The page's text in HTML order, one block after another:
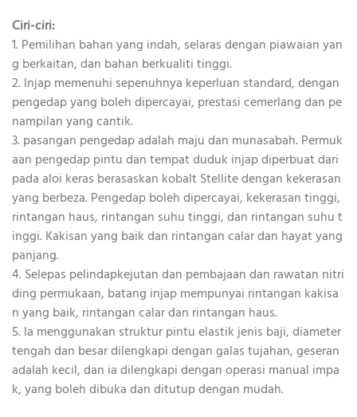
Ciri-ciri:
1. Pemilihan bahan yang indah, selaras dengan piawaian yan
g berkaitan, dan bahan berkualiti tinggi.
2. Injap memenuhi sepenuhnya keperluan standard, dengan
pengedap yang boleh dipercayai, prestasi cemerlang dan pe
nampilan yang cantik.
3. pasangan pengedap adalah maju dan munasabah. Permuk
aan pengedap pintu dan tempat duduk injap diperbuat dari
pada aloi keras berasaskan kobalt Stellite dengan kekerasan
yang berbeza. Pengedap boleh dipercayai, kekerasan tinggi,
rintangan haus, rintangan suhu tinggi, dan rintangan suhu t
inggi. Kakisan yang baik dan rintangan calar dan hayat yang
panjang.
4. Selepas pelindapkejutan dan pembajaan dan rawatan nitri
ding permukaan, batang injap mempunyai rintangan kakisa
n yang baik, rintangan calar dan rintangan haus.
5. Ia menggunakan struktur pintu elastik jenis baji, diameter
tengah dan besar dilengkapi dengan galas tujahan, geseran
adalah kecil, dan ia dilengkapi dengan operasi manual impa
k, yang boleh dibuka dan ditutup dengan mudah.